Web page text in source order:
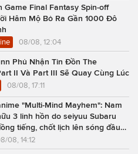
Game Final Fantasy Spin-off
Hâm Mộ Bỏ Ra Gần 1000 Đô
08/08, 12:04
Phủ Nhận Tin Đồn The
II Và Part III Sẽ Quay Cùng Lúc
08/08, 17:11
"Multi-Mind Mayhem": Nam
3 linh hồn do seiyuu Subaru
tiếng, chốt lịch lên sóng đầu
08, 14:12